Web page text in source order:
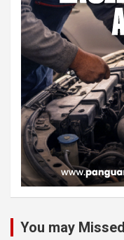
You may Missed